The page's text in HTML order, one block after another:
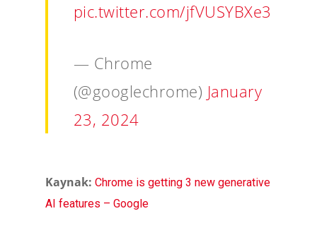
pic.twitter.com/jfVUSYBXe3
— Chrome
(@googlechrome) January
23, 2024
Kaynak: Chrome is getting 3 new generative
AI features – Google